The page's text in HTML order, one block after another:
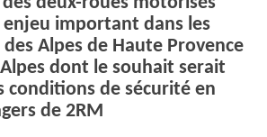
important dans les
Alpes de Haute Provence
dont le souhait serait
conditions de sécurité en
de 2RM